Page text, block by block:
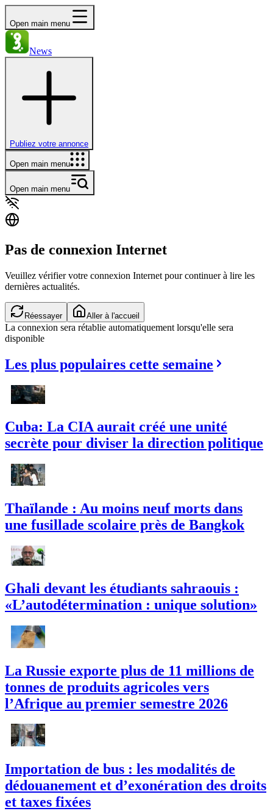
Open main menu
News
Publiez votre annonce
Open main menu
Open main menu
Pas de connexion Internet
Veuillez vérifier votre connexion Internet pour continuer à lire les
dernières actualités.
Réessayer Aller à l'accueil
La connexion sera rétablie automatiquement lorsqu'elle sera
disponible
Les plus populaires cette semaine
Cuba: La CIA aurait créé une unité
secrète pour diviser la direction politique
Thaïlande : Au moins neuf morts dans
une fusillade scolaire près de Bangkok
Ghali devant les étudiants sahraouis :
«L’autodétermination : unique solution»
La Russie exporte plus de 11 millions de
tonnes de produits agricoles vers
l’Afrique au premier semestre 2026
Importation de bus : les modalités de
dédouanement et d’exonération des droits
et taxes fixées